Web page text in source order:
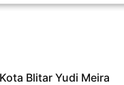
Blitar Yudi Meira